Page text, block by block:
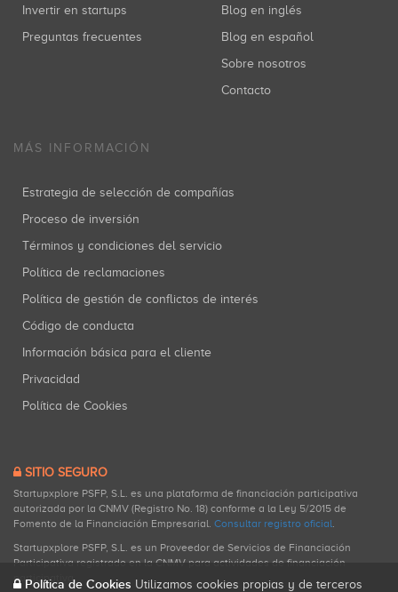
Invertir en startups
Preguntas frecuentes
Blog en inglés
Blog en español
Sobre nosotros
Contacto
MÁS INFORMACIÓN
Estrategia de selección de compañías
Proceso de inversión
Términos y condiciones del servicio
Política de reclamaciones
Política de gestión de conflictos de interés
Código de conducta
Información básica para el cliente
Privacidad
Política de Cookies
SITIO SEGURO
Startupxplore PSFP, S.L. es una plataforma de financiación participativa
autorizada por la CNMV (Registro No. 18) conforme a la Ley 5/2015 de
Fomento de la Financiación Empresarial. Consultar registro oficial.
Startupxplore PSFP, S.L. es un Proveedor de Servicios de Financiación
Participativa registrado en la CNMV para actividades de financiación
participativa.
Política de Cookies Utilizamos cookies propias y de terceros